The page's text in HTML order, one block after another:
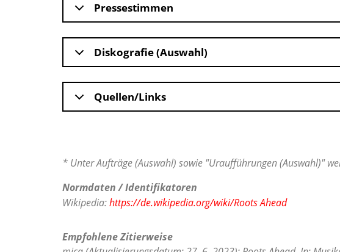
Pressestimmen
Diskografie (Auswahl)
Quellen/Links
* Unter Aufträge (Auswahl) sowie "Uraufführungen (Auswahl)"
Normdaten / Identifikatoren
Wikipedia:https://de.wikipedia.org/wiki/Roots Ahead
Empfohlene Zitierweise